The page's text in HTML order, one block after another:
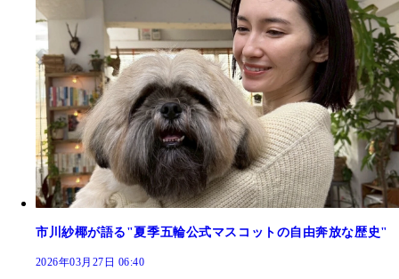
市川紗椰が語る"夏季五輪公式マスコットの自由奔放な歴史"
2026年03月27日 06:40